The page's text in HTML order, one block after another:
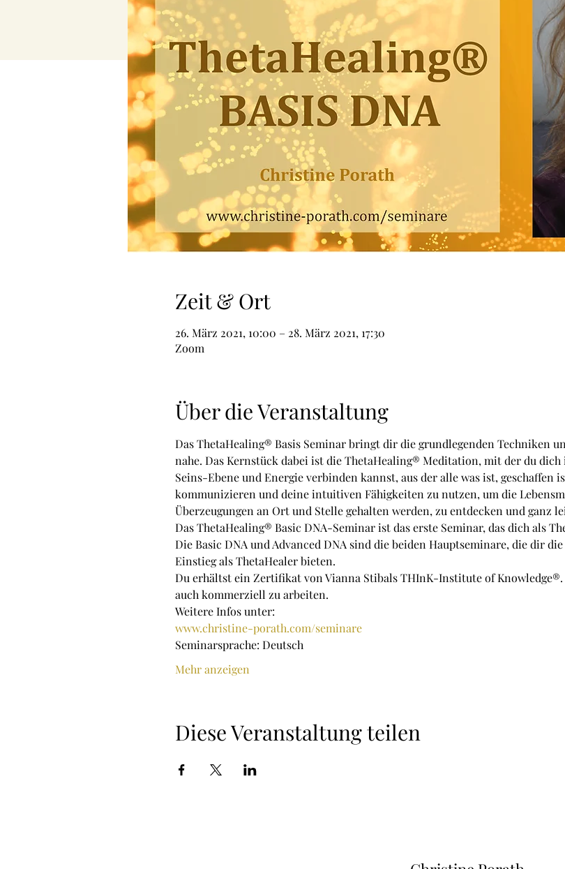
Zeit & Ort
26. März 2021, 10:00 – 28. März 2021, 17:30
Zoom
Über die Veranstaltung
Das ThetaHealing® Basis Seminar bringt dir die grundlegenden Techniken
nahe. Das Kernstück dabei ist die ThetaHealing® Meditation, mit der du
Seins-Ebene und Energie verbinden kannst, aus der alle was ist, geschaffen
kommunizieren und deine intuitiven Fähigkeiten zu nutzen, um die
Überzeugungen an Ort und Stelle gehalten werden, zu entdecken und ganz
Das ThetaHealing® Basic DNA-Seminar ist das erste Seminar, das dich als
Die Basic DNA und Advanced DNA sind die beiden Hauptseminare, die dir
Einstieg als ThetaHealer bieten.
Du erhältst ein Zertifikat von Vianna Stibals THInK-Institute of
auch kommerziell zu arbeiten.
Weitere Infos unter:
www.christine-porath.com/seminare
Seminarsprache: Deutsch
Mehr anzeigen
Diese Veranstaltung teilen